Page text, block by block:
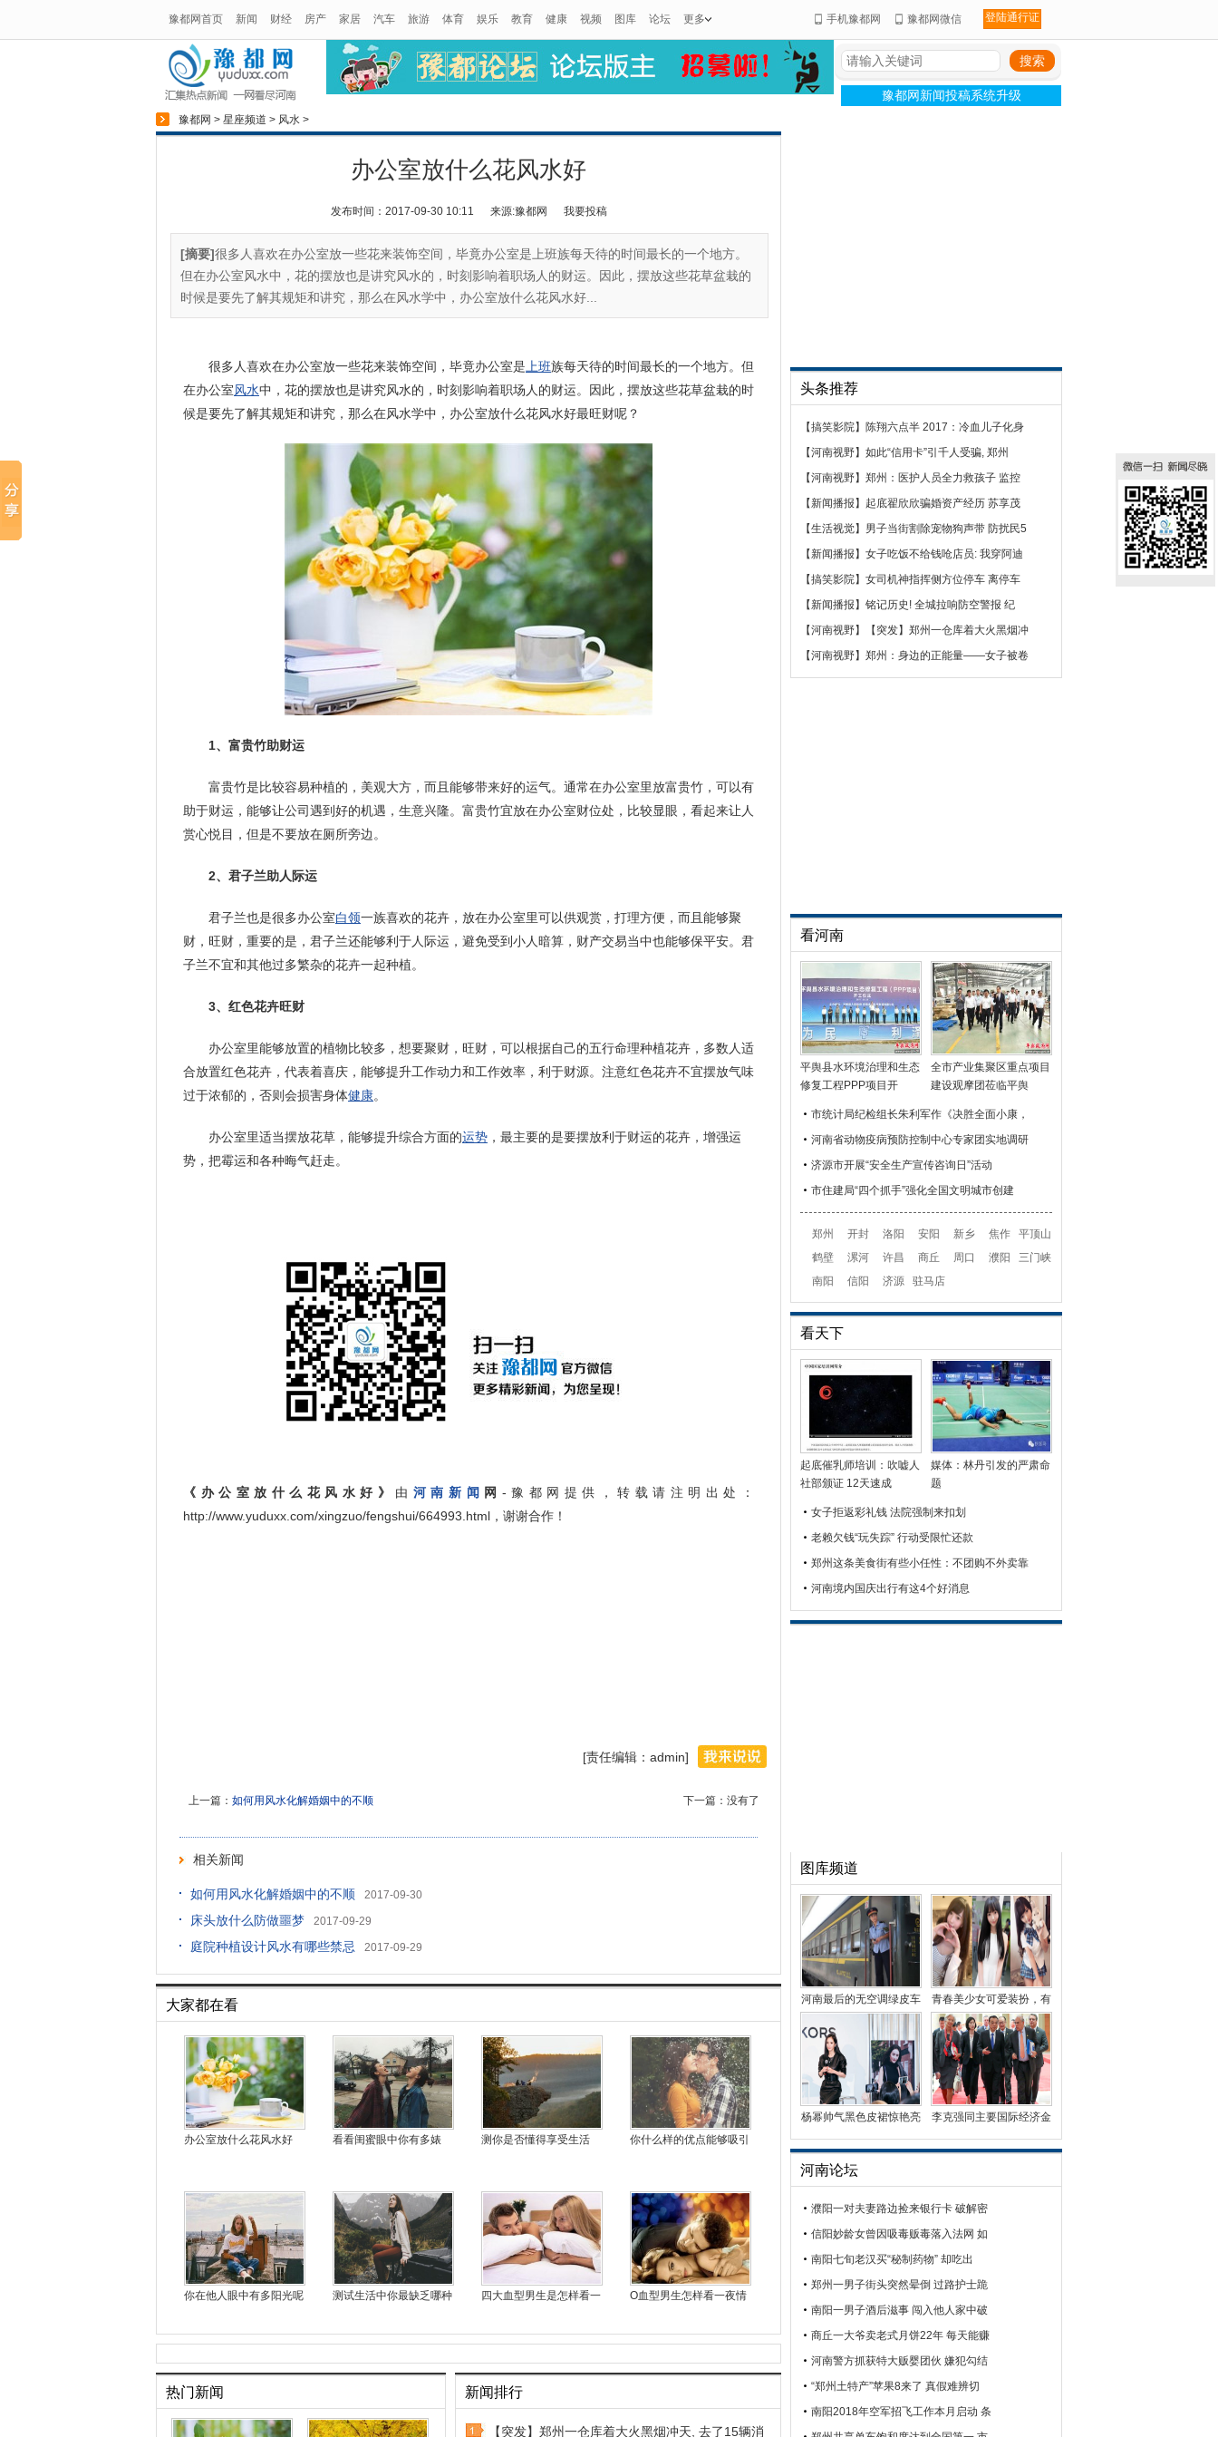
豫都网首页 新闻 财经 房产 家居 汽车 旅游 体育 娱乐 教育 健康 视频 图库 论坛 更多 手机豫都网 豫都网微信 登陆通行证
豫都网新闻投稿系统升级
豫都网 > 星座频道 > 风水 >
办公室放什么花风水好
发布时间：2017-09-30 10:11 来源:豫都网 我要投稿
[摘要]很多人喜欢在办公室放一些花来装饰空间，毕竟办公室是上班族每天待的时间最长的一个地方。
但在办公室风水中，花的摆放也是讲究风水的，时刻影响着职场人的财运。因此，摆放这些花草盆栽的
时候是要先了解其规矩和讲究，那么在风水学中，办公室放什么花风水好...
很多人喜欢在办公室放一些花来装饰空间，毕竟办公室是 上班族每天待的时间最长的一个地方。但
在办公室风水中，花的摆放也是讲究风水的，时刻影响着职场人的财运。因此，摆放这些花草盆栽的时
候是要先了解其规矩和讲究，那么在风水学中，办公室放什么花风水好最旺财呢？
1、富贵竹助财运
富贵竹是比较容易种植的，美观大方，而且能够带来好的运气。通常在办公室里放富贵竹，可以有
助于财运，能够让公司遇到好的机遇，生意兴隆。富贵竹宜放在办公室财位处，比较显眼，看起来让人
赏心悦目，但是不要放在厕所旁边。
2、君子兰助人际运
君子兰也是很多办公室白领一族喜欢的花卉，放在办公室里可以供观赏，打理方便，而且能够聚
财，旺财，重要的是，君子兰还能够利于人际运，避免受到小人暗算，财产交易当中也能够保平安。君
子兰不宜和其他过多繁杂的花卉一起种植。
3、红色花卉旺财
办公室里能够放置的植物比较多，想要聚财，旺财，可以根据自己的五行命理种植花卉，多数人适
合放置红色花卉，代表着喜庆，能够提升工作动力和工作效率，利于财源。注意红色花卉不宜摆放气味
过于浓郁的，否则会损害身体健康。
办公室里适当摆放花草，能够提升综合方面的运势 ，最主要的是要摆放利于财运的花卉，增强运
势，把霉运和各种晦气赶走。
《办公室放什么花风水好》 由 河南新闻 网 -豫都网提供，转载请注明出处：
http://www.yuduxx.com/xingzuo/fengshui/664993.html，谢谢合作！
[责任编辑：admin]
下一篇：没有了
上一篇： 如何用风水化解婚姻中的不顺
相关新闻
如何用风水化解婚姻中的不顺 2017-09-30
床头放什么防做噩梦 2017-09-29
庭院种植设计风水有哪些禁忌 2017-09-29
大家都在看
办公室放什么花风水好 看看闺蜜眼中你有多婊 测你是否懂得享受生活 你什么样的优点能够吸引
你在他人眼中有多阳光呢 测试生活中你最缺乏哪种 四大血型男生是怎样看一 O血型男生怎样看一夜情
热门新闻 新闻排行
【突发】郑州一仓库着大火黑烟冲天, 去了15辆消
头条推荐
【搞笑影院】 陈翔六点半 2017：冷血儿子化身
【河南视野】 如此“信用卡”引千人受骗, 郑州
【河南视野】 郑州：医护人员全力救孩子 监控
【新闻播报 】 起底翟欣欣骗婚资产经历 苏享茂
【生活视觉】 男子当街割除宠物狗声带 防扰民5
【新闻播报 】 女子吃饭不给钱呛店员: 我穿阿迪
【搞笑影院】 女司机神指挥侧方位停车 离停车
【新闻播报 】 铭记历史! 全城拉响防空警报 纪
【河南视野】
【突发】郑州一仓库着大火黑烟冲
【河南视野】 郑州：身边的正能量——女子被卷
看河南
平舆县水环境治理和生态
修复工程PPP项目开
全市产业集聚区重点项目
建设观摩团莅临平舆
市统计局纪检组长朱利军作《决胜全面小康，
河南省动物疫病预防控制中心专家团实地调研
济源市开展“安全生产宣传咨询日”活动
市住建局“四个抓手”强化全国文明城市创建
郑州 开封 洛阳 安阳 新乡 焦作
平顶山
鹤壁
漯河 许昌 商丘 周口 濮阳
三门峡
南阳
信阳 济源 驻马店
看天下
起底催乳师培训：吹嘘人
社部颁证 12天速成
媒体：林丹引发的严肃命
题
女子拒返彩礼钱 法院强制来扣划
老赖欠钱“玩失踪” 行动受限忙还款
郑州这条美食街有些小任性：不团购不外卖靠
河南境内国庆出行有这4个好消息
图库频道
河南最后的无空调绿皮车
曾有5毛钱票价
青春美少女可爱装扮，有
种特别的美感
杨幂帅气黑色皮裙惊艳亮
李克强同主要国际经济金
河南论坛
濮阳一对夫妻路边捡来银行卡 破解密
信阳妙龄女曾因吸毒贩毒落入法网 如
南阳七旬老汉买“秘制药物” 却吃出
郑州一男子街头突然晕倒 过路护士跪
南阳一男子酒后滋事 闯入他人家中破
商丘一大爷卖老式月饼22年 每天能赚
河南警方抓获特大贩婴团伙 嫌犯勾结
“郑州土特产”苹果8来了 真假难辨切
南阳2018年空军招飞工作本月启动 条